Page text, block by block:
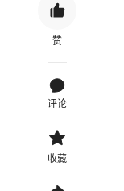
赞
评论
收藏